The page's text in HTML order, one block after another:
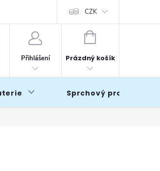
CZK
Přihlášení
NÁKUPNÍ
Prázdný košík
Sprchový program